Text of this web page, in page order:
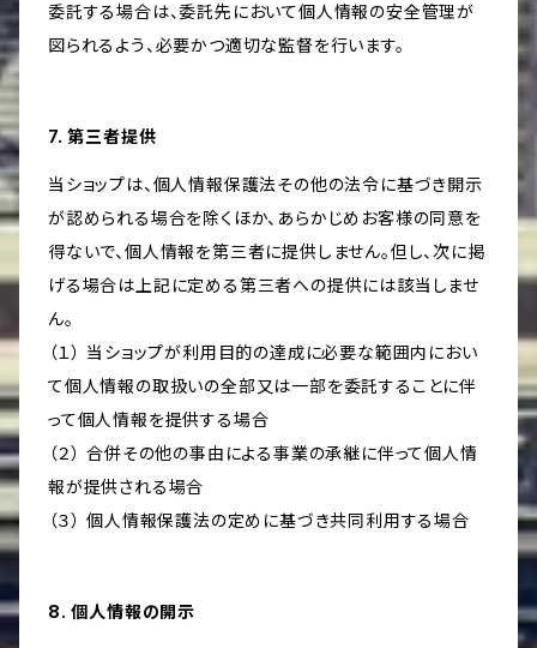
委託する場合は、委託先において個人情報の安全管理が
図られるよう、必要かつ適切な監督を行います。
7. 第三者提供
当ショップは、個人情報保護法その他の法令に基づき開示
が認められる場合を除くほか、あらかじめお客様の同意を
得ないで、個人情報を第三者に提供しません。但し、次に掲
げる場合は上記に定める第三者への提供には該当しませ
ん。
（１） 当ショップが利用目的の達成に必要な範囲内におい
て個人情報の取扱いの全部又は一部を委託することに伴
って個人情報を提供する場合
（２） 合併その他の事由による事業の承継に伴って個人情
報が提供される場合
（３） 個人情報保護法の定めに基づき共同利用する場合
8. 個人情報の開示